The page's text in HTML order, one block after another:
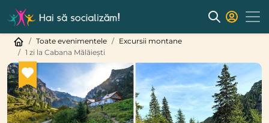
Toate evenimentele
Excursii montane
1 zi la Cabana Mălăiești